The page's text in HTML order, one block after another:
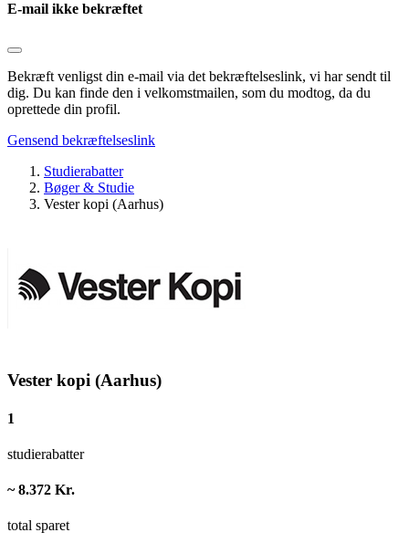
E-mail ikke bekræftet
Bekræft venligst din e-mail via det bekræftelseslink, vi har sendt til
dig. Du kan finde den i velkomstmailen, som du modtog, da du
oprettede din profil.
Gensend bekræftelseslink
Studierabatter
Bøger & Studie
Vester kopi (Aarhus)
Vester kopi (Aarhus)
1
studierabatter
~ 8.372 Kr.
total sparet